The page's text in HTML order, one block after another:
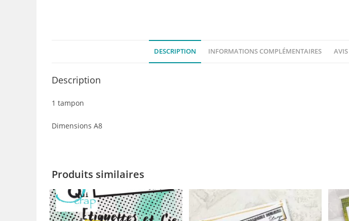
DESCRIPTION INFORMATIONS COMPLÉMENTAIRES
Description
1 tampon
Dimensions A8
Produits similaires